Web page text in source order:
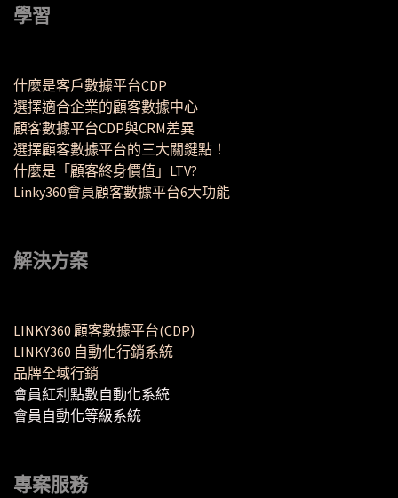
學習
什麼是客戶數據平台CDP
選擇適合企業的顧客數據中心
顧客數據平台CDP與CRM差異
選擇顧客數據平台的三大關鍵點！
什麼是「顧客終身價值」LTV?
Linky360會員顧客數據平台6大功能
解決方案
LINKY360 顧客數據平台(CDP)
LINKY360 自動化行銷系統
品牌全域行銷
會員紅利點數自動化系統
會員自動化等級系統
專案服務